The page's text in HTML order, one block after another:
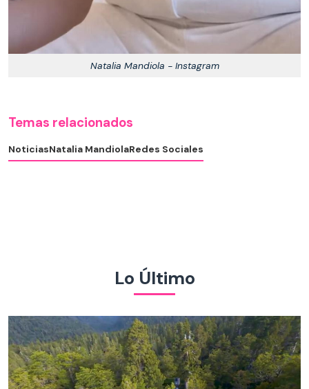
Natalia Mandiola - Instagram
Temas relacionados
NoticiasNatalia MandiolaRedes Sociales
Lo Último